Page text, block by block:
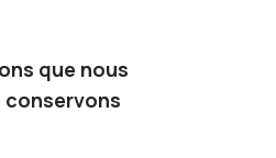
que nous